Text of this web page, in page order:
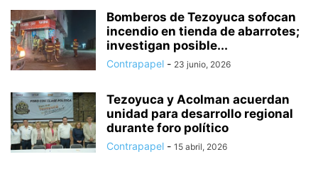
Bomberos de Tezoyuca sofocan
incendio en tienda de abarrotes;
investigan posible...
Contrapapel - 23 junio, 2026
Tezoyuca y Acolman acuerdan
unidad para desarrollo regional
durante foro político
Contrapapel - 15 abril, 2026